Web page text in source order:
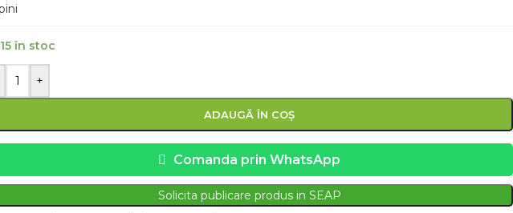
15 în stoc
+
ADAUGĂ ÎN COȘ
Comanda prin WhatsApp
Solicita publicare produs in SEAP